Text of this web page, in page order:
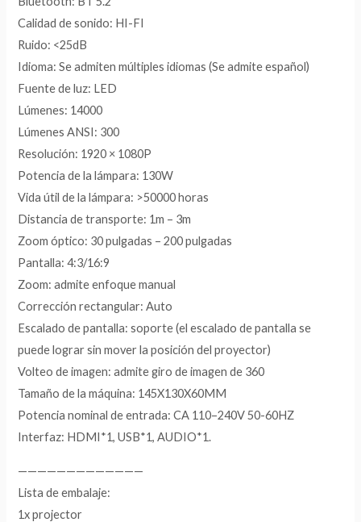
Calidad de sonido: HI-FI
Ruido: <25dB
Idioma: Se admiten múltiples idiomas (Se admite español)
Fuente de luz: LED
Lúmenes: 14000
Lúmenes ANSI: 300
Resolución: 1920 × 1080P
Potencia de la lámpara: 130W
Vida útil de la lámpara: >50000 horas
Distancia de transporte: 1m – 3m
Zoom óptico: 30 pulgadas – 200 pulgadas
Pantalla: 4:3/16:9
Zoom: admite enfoque manual
Corrección rectangular: Auto
Escalado de pantalla: soporte (el escalado de pantalla se
puede lograr sin mover la posición del proyector)
Volteo de imagen: admite giro de imagen de 360
Tamaño de la máquina: 145X130X60MM
Potencia nominal de entrada: CA 110–240V 50-60HZ
Interfaz: HDMI*1, USB*1, AUDIO*1.
—————————————
Lista de embalaje:
1x projector